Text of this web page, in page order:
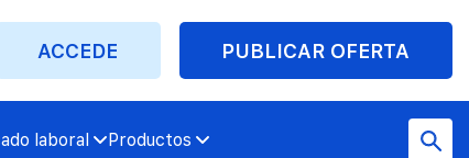
ACCEDE PUBLICAR OFERTA
laboral Productos